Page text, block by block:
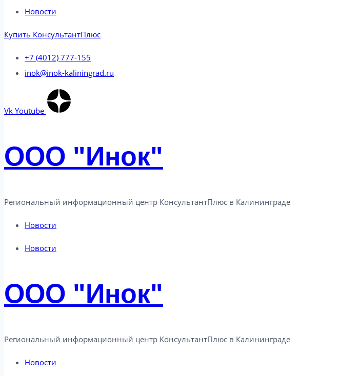
Новости
Купить КонсультантПлюс
+7 (4012) 777-155
inok@inok-kaliningrad.ru
Vk Youtube
ООО "Инок"
Региональный информационный центр КонсультантПлюс в Калининграде​
Новости
Новости
ООО "Инок"
Региональный информационный центр КонсультантПлюс в Калининграде​
Новости